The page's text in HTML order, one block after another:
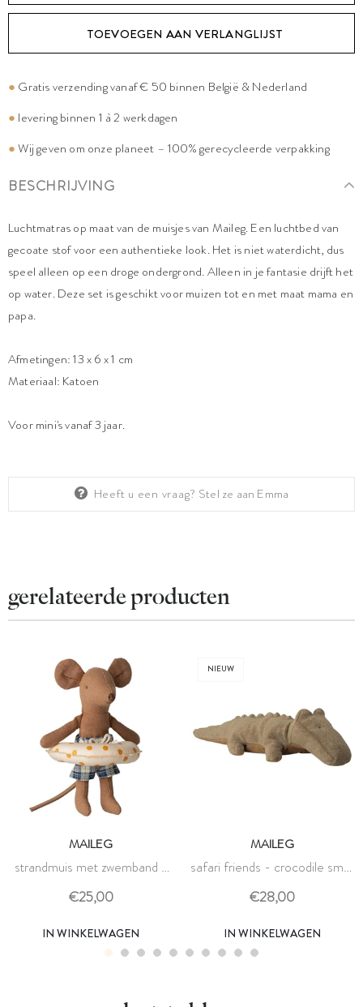
TOEVOEGEN AAN VERLANGLIJST
● Gratis verzending vanaf € 50 binnen België & Nederland
● levering binnen 1 à 2 werkdagen
●Wij geven om onze planeet – 100% gerecycleerde verpakking
BESCHRIJVING
Luchtmatras op maat van de muisjes van Maileg. Een luchtbed van
gecoate stof voor een authentieke look. Het is niet waterdicht, dus
speel alleen op een droge ondergrond. Alleen in je fantasie drijft het
op water. Deze set is geschikt voor muizen tot en met maat mama en
papa.
Afmetingen: 13 x 6 x 1 cm
Materiaal: Katoen
Voor mini's vanaf 3 jaar.
Heeft u een vraag? Stel ze aan Emma
gerelateerde producten
MAILEG
strandmuis met zwemband -
kleine broer - maileg
€25,00
IN WINKELWAGEN
NIEUW
MAILEG
safari friends - crocodile small
olive green - maileg
€28,00
IN WINKELWAGEN